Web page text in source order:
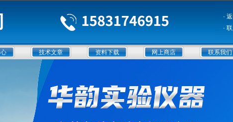
·
·
技术文章 资料下载 网上商店 联系我们